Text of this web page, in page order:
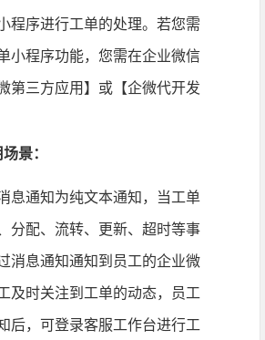
程序进行工单的处理。若您需
小程序功能，您需在企业微信
第三方应用】或【企微代开发
景：
息通知为纯文本通知，当工单
分配、流转、更新、超时等事
消息通知通知到员工的企业微
及时关注到工单的动态，员工
后，可登录客服工作台进行工